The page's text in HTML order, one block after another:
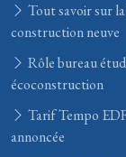
Tout savoir sur
construction neuve
Rôle bureau
écoconstruction
Tarif Tempo
annoncée